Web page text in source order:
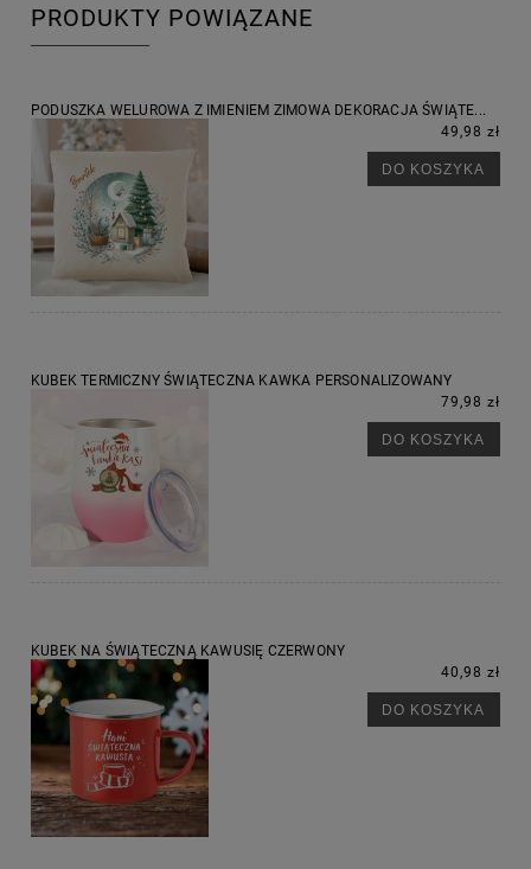
PRODUKTY POWIĄZANE
PODUSZKA WELUROWA Z IMIENIEM ZIMOWA DEKORACJA ŚWIĄTE...
49,98 zł
DO KOSZYKA
KUBEK TERMICZNY ŚWIĄTECZNA KAWKA PERSONALIZOWANY
79,98 zł
DO KOSZYKA
KUBEK NA ŚWIĄTECZNĄ KAWUSIĘ CZERWONY
40,98 zł
DO KOSZYKA